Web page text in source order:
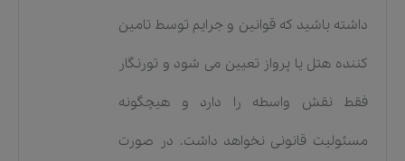
داشته باشید که قوانین و جرایم توسط تامین
کننده هتل یا پرواز تعیین می شود و تورنگار
فقط نقش واسطه را دارد و هیچگونه
مسئولیت قانونی نخواهد داشت. در صورت